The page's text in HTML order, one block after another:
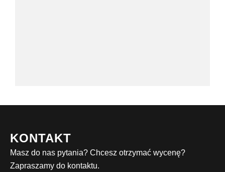
KONTAKT
Masz do nas pytania? Chcesz otrzymać wycenę?
Zapraszamy do kontaktu.